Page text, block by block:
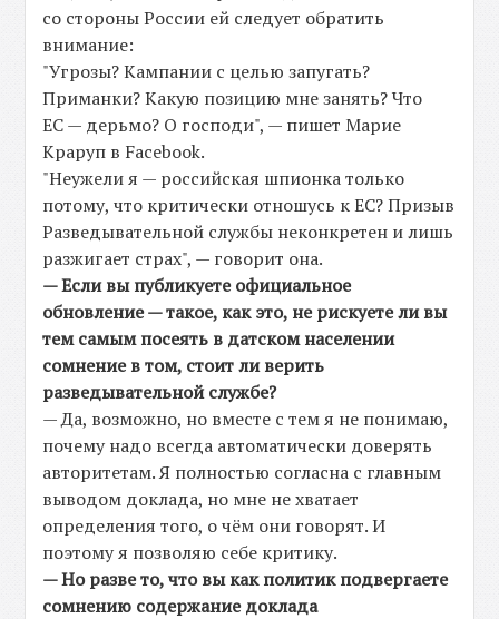
со стороны России ей следует обратить
внимание:
"Угрозы? Кампании с целью запугать?
Приманки? Какую позицию мне занять? Что
ЕС — дерьмо? О господи", — пишет Марие
Краруп в Facebook.
"Неужели я — российская шпионка только
потому, что критически отношусь к ЕС? Призыв
Разведывательной службы неконкретен и лишь
разжигает страх", — говорит она.
— Если вы публикуете официальное
обновление — такое, как это, не рискуете ли вы
тем самым посеять в датском населении
сомнение в том, стоит ли верить
разведывательной службе?
— Да, возможно, но вместе с тем я не понимаю,
почему надо всегда автоматически доверять
авторитетам. Я полностью согласна с главным
выводом доклада, но мне не хватает
определения того, о чём они говорят. И
поэтому я позволяю себе критику.
— Но разве то, что вы как политик подвергаете
сомнению содержание доклада